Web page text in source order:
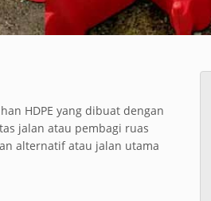
HDPE yang dibuat dengan
jalan atau pembagi ruas
alternatif atau jalan utama